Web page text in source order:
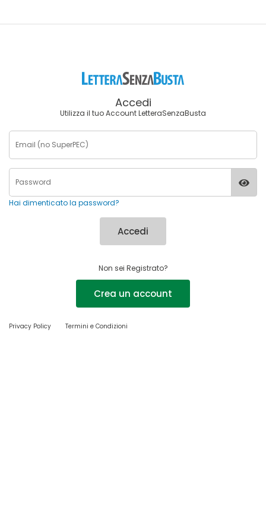
Accedi
Utilizza il tuo Account LetteraSenzaBusta
Hai dimenticato la password?
Accedi
Non sei Registrato?
Crea un account
Privacy Policy Termini e Condizioni